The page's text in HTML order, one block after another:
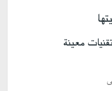
معينة